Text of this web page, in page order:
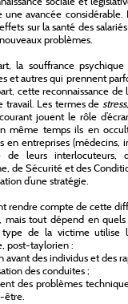
une avancée
sur la santé des
problèmes.
la souffrance
et autres qui prennent
cette reconnaissance
travail. Les termes de stress
jouent le rôle
même temps ils en
en entreprises (médecins,
de leurs interlocuteurs,
de Sécurité et des
d’une stratégie.
rendre compte de cette
mais tout dépend en
type de la victime utilise
post-taylorien :
avant des individus et des
des conduites ;
des problèmes
être.